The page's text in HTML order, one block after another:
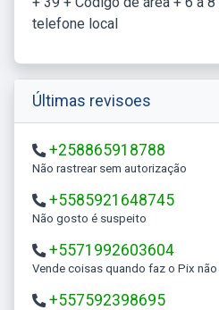
telefone local
Últimas revisoes
+258865918788
Não rastrear sem autorização
+5585921648745
Não gosto é suspeito
+5571992603604
Vende coisas quando faz o Pix
+557592398695